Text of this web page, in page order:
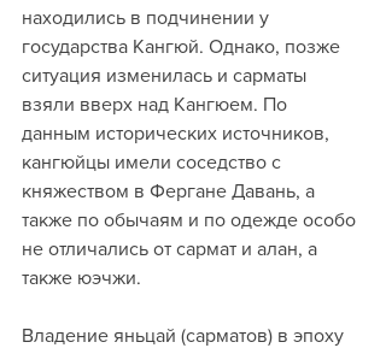
находились в подчинении у
государства Кангюй. Однако, позже
ситуация изменилась и сарматы
взяли вверх над Кангюем. По
данным исторических источников,
кангюйцы имели соседство с
княжеством в Фергане Давань, а
также по обычаям и по одежде особо
не отличались от сармат и алан, а
также юэчжи.
Владение яньцай (сарматов) в эпоху